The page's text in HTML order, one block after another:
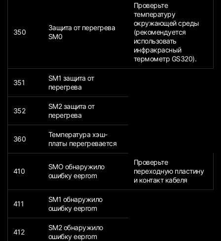
350
Защита от перегрева
SM0
Проверьте
температуру
окружающей среды
(рекомендуется
использовать
инфракрасный
термометр GS320).
351
SM1 защита от
перегрева
352
SM2 защита от
перегрева
360
Температура хэш-
платы перегревается
410
SMO обнаружило
ошибку eeprom
Проверьте
переходную пластину
и контакт кабеля
411
SM1 обнаружило
ошибку eeprom
412
SM2 обнаружило
ошибку eeprom